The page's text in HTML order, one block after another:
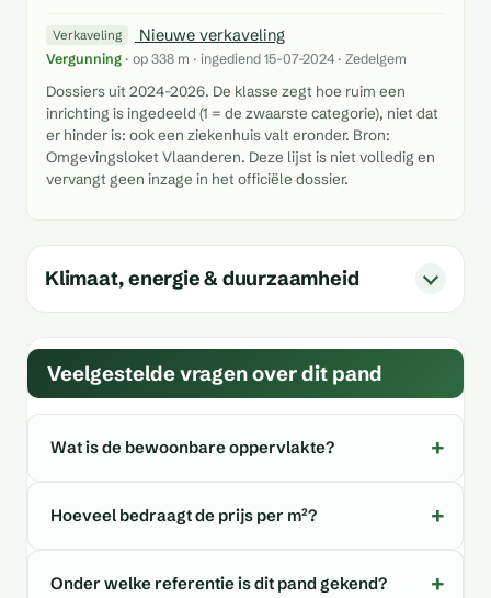
Verkaveling Nieuwe verkaveling
Vergunning · op 338 m · ingediend 15-07-2024 · Zedelgem
Dossiers uit 2024-2026. De klasse zegt hoe ruim een
inrichting is ingedeeld (1 = de zwaarste categorie), niet dat
er hinder is: ook een ziekenhuis valt eronder. Bron:
Omgevingsloket Vlaanderen. Deze lijst is niet volledig en
vervangt geen inzage in het officiële dossier.
Klimaat, energie & duurzaamheid
Veelgestelde vragen over dit pand
Wat is de bewoonbare oppervlakte?
Hoeveel bedraagt de prijs per m²?
Onder welke referentie is dit pand gekend?